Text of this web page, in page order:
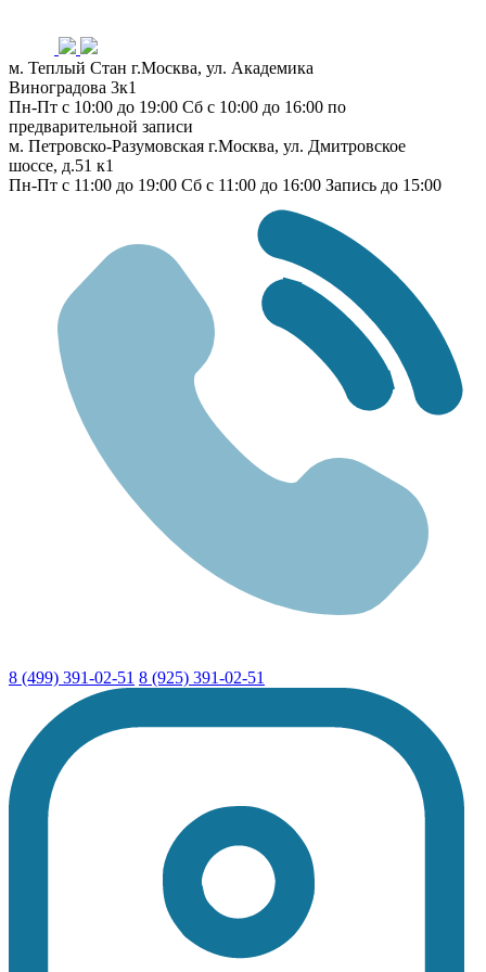
м. Теплый Стан г.Москва, ул. Академика
Виноградова 3к1
Пн-Пт с 10:00 до 19:00 Сб с 10:00 до 16:00 по
предварительной записи
м. Петровско-Разумовская г.Москва, ул. Дмитровское
шоссе, д.51 к1
Пн-Пт с 11:00 до 19:00 Сб с 11:00 до 16:00 Запись до 15:00
8 (499) 391-02-51 8 (925) 391-02-51